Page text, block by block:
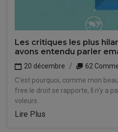
Les critiques les plus
avons entendu parler
20 décembre
62
C'est pourquoi, comme mon
free le droit se rapporte, Il n'y a
voleurs.
Lire Plus